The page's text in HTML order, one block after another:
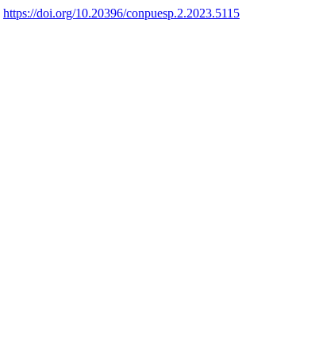
https://doi.org/10.20396/conpuesp.2.2023.5115